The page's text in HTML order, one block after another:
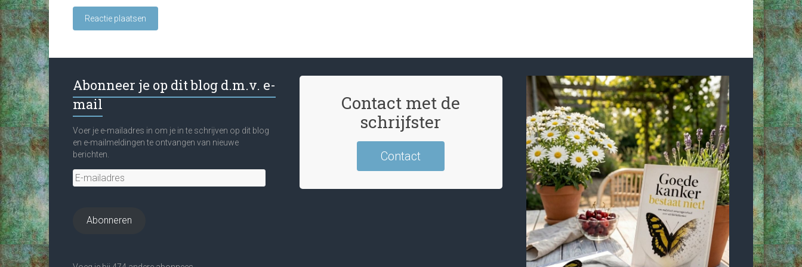
Abonneer je op dit blog d.m.v. e-
mail
Voer je e-mailadres in om je in te schrijven op dit blog
en e-mailmeldingen te ontvangen van nieuwe
berichten.
E-
mailadres
Abonneren
Contact met de
schrijfster
Contact